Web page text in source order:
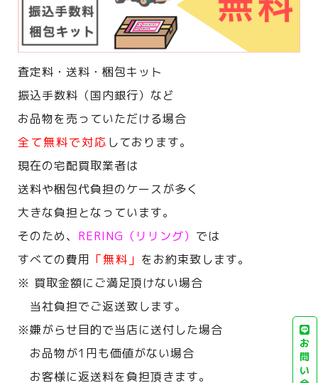
査定料・送料・梱包キット
振込手数料（国内銀行）など
お品物を売っていただける場合
全て無料で対応 しております。
現在の宅配買取業者は
送料や梱包代負担のケースが多く
大きな負担となっています。
そのため、 RERING（リリング） では
すべての費用 「無料」 をお約束致します。
※ 買取金額にご満足頂けない場合
当社負担でご返送致します。
※嫌がらせ目的で当店に送付した場合
お品物が1円も価値がない場合
お客様に返送料を負担頂きます。
お
問
い